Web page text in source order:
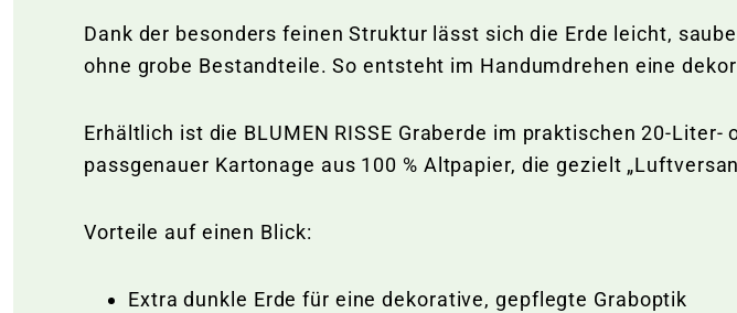
Dank der besonders feinen Struktur lässt sich die Erde leicht,
ohne grobe Bestandteile. So entsteht im Handumdrehen eine
Erhältlich ist die BLUMEN RISSE Graberde im praktischen 20-
passgenauer Kartonage aus 100 % Altpapier, die gezielt
Vorteile auf einen Blick:
Extra dunkle Erde für eine dekorative, gepflegte Graboptik